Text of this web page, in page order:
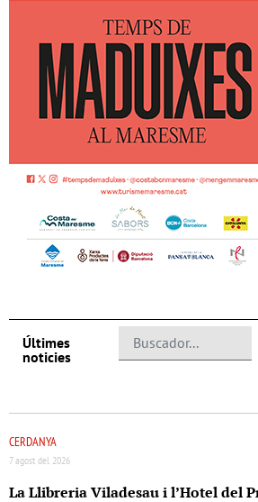
Últimes
noticies
CERDANYA
7 agost del 2026
La Llibreria Viladesau i l’Hotel del